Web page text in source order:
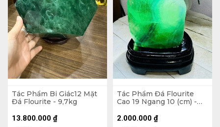
Tác Phẩm Bi Giác12 Mặt
Đá Flourite - 9,7kg
13.800.000 ₫
Tác Phẩm Đá Flourite
Cao 19 Ngang 10 (cm) -
1,7kg Cả Đế
2.000.000 ₫